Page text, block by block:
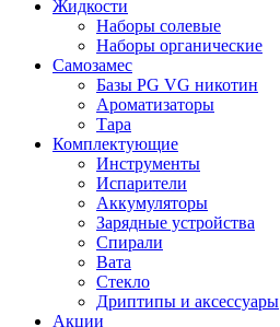
Жидкости
Наборы солевые
Наборы органические
Самозамес
Базы PG VG никотин
Ароматизаторы
Тара
Комплектующие
Инструменты
Испарители
Аккумуляторы
Зарядные устройства
Спирали
Вата
Стекло
Дриптипы и аксессуары
Акции